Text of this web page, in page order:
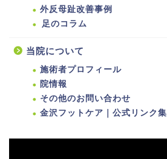
外反母趾改善事例
足のコラム
当院について
施術者プロフィール
院情報
その他のお問い合わせ
金沢フットケア｜公式リンク集